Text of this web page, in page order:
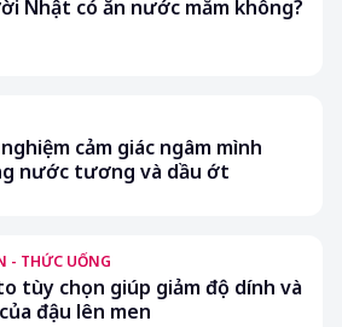
Nhật có ăn nước mắm không?
cảm giác ngâm mình
nước tương và dầu ớt
- THỨC UỐNG
tùy chọn giúp giảm độ dính và
đậu lên men